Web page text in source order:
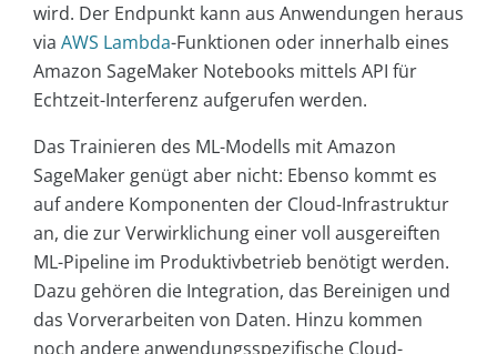
wird. Der Endpunkt kann aus Anwendungen heraus
via AWS Lambda-Funktionen oder innerhalb eines
Amazon SageMaker Notebooks mittels API für
Echtzeit-Interferenz aufgerufen werden.
Das Trainieren des ML-Modells mit Amazon
SageMaker genügt aber nicht: Ebenso kommt es
auf andere Komponenten der Cloud-Infrastruktur
an, die zur Verwirklichung einer voll ausgereiften
ML-Pipeline im Produktivbetrieb benötigt werden.
Dazu gehören die Integration, das Bereinigen und
das Vorverarbeiten von Daten. Hinzu kommen
noch andere anwendungsspezifische Cloud-